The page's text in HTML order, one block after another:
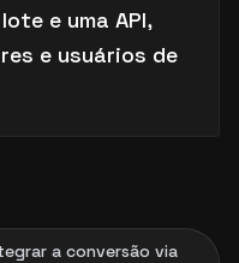
e uma API,
e usuários de
a conversão via